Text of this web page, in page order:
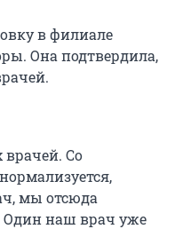
в филиале
Она подтвердила,
Со
мы отсюда
Один наш врач уже